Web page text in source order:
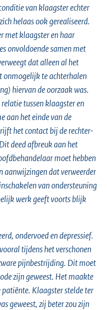
van klaagster echter
helaas ook gerealiseerd.
met klaagster en haar
onvoldoende samen met
dat alleen al het
te achterhalen
hiervan de oorzaak was.
tussen klaagster en
aan het einde van de
het contact bij de rechter-
deed afbreuk aan het
moet hebben
aanwijzingen dat verweerder
van ondersteuning
werk geeft voorts blijk
ondervoed en depressief.
tijdens het verschonen
pijnbestrijding. Dit moet
zijn geweest. Het maakte
Klaagster stelde ter
geweest, zij beter zou zijn